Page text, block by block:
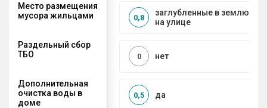
Место размещения
мусора жильцами
заглубленные в землю
на улице
0,8
Раздельный сбор
ТБО
нет
0
Дополнительная
очистка воды в
доме
да
0,5